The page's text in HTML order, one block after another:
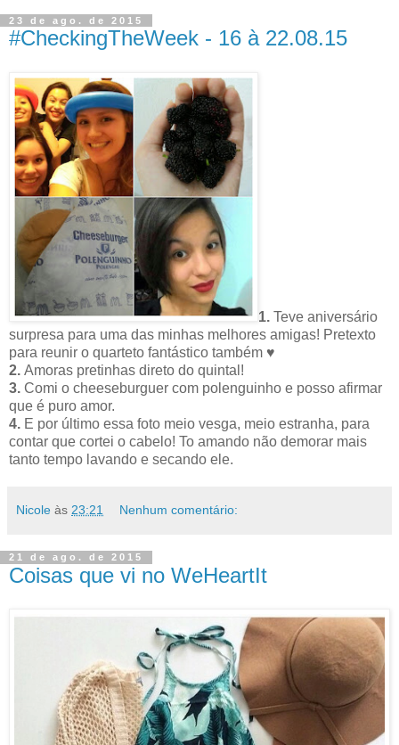
23 de ago. de 2015
#CheckingTheWeek - 16 à 22.08.15
1. Teve aniversário
surpresa para uma das minhas melhores amigas! Pretexto
para reunir o quarteto fantástico também ♥
2. Amoras pretinhas direto do quintal!
3. Comi o cheeseburguer com polenguinho e posso afirmar
que é puro amor.
4. E por último essa foto meio vesga, meio estranha, para
contar que cortei o cabelo! To amando não demorar mais
tanto tempo lavando e secando ele.
Nicole às 23:21 Nenhum comentário:
21 de ago. de 2015
Coisas que vi no WeHeartIt